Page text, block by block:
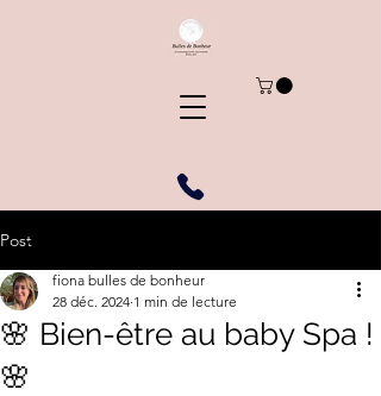
Post
🌸 Bien-être au baby Spa !
🌸
fiona bulles de bonheur
28 déc. 2024 1 min de lecture